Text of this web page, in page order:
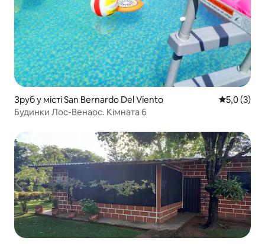
Зруб у місті San Bernardo Del Viento Середня
5,0 (3)
Будинки Лос-Венаос. Кімната 6